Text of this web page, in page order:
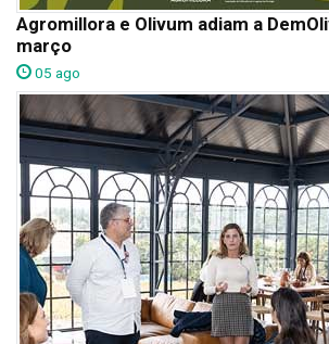
Agromillora e Olivum adiam a
março
05 ago